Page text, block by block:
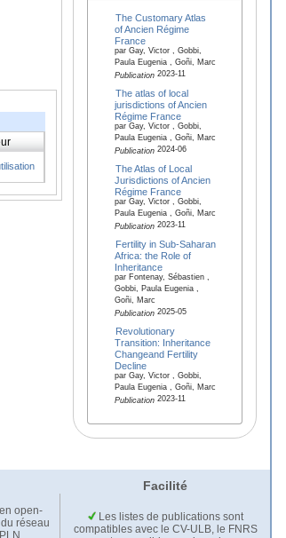
The Customary Atlas
of Ancien Régime
France
par Gay, Victor , Gobbi,
Paula Eugenia , Goñi, Marc
Publication2023-11
The atlas of local
jurisdictions of Ancien
Régime France
par Gay, Victor , Gobbi,
Paula Eugenia , Goñi, Marc
Publication2024-06
The Atlas of Local
Jurisdictions of Ancien
Régime France
par Gay, Victor , Gobbi,
Paula Eugenia , Goñi, Marc
Publication2023-11
Fertility in Sub-Saharan
Africa: the Role of
Inheritance
par Fontenay, Sébastien ,
Gobbi, Paula Eugenia ,
Goñi, Marc
Publication2025-05
Revolutionary
Transition: Inheritance
Changeand Fertility
Decline
par Gay, Victor , Gobbi,
Paula Eugenia , Goñi, Marc
Publication2023-11
Facilité
open-
réseau
Les listes de publications sont
compatibles avec le CV-ULB, le FNRS